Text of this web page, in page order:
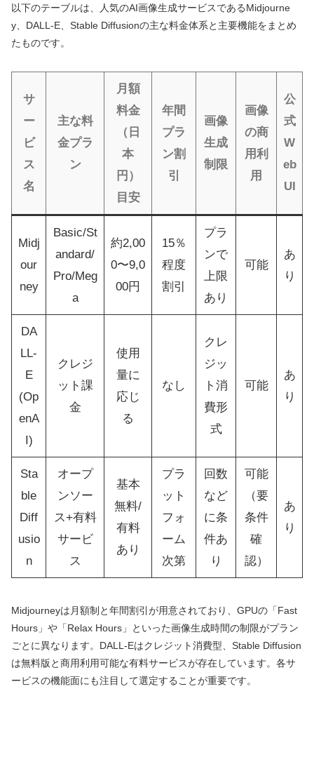
以下のテーブルは、人気のAI画像生成サービスであるMidjourne
y、DALL-E、Stable Diffusionの主な料金体系と主要機能をまとめ
たものです。
サ
ー
ビ
ス
名
主な料
金プラ
ン
月額
料金
（日
本
円）
目安
年間
プラ
ン割
引
画像
生成
制限
画像
の商
用利
用
公
式
W
eb
UI
Midj
our
ney
Basic/St
andard/
Pro/Meg
a
約2,00
0〜9,0
00円
15％
程度
割引
プラ
ンで
上限
あり
可能
あ
り
DA
LL-
E
(Op
enA
I)
クレジ
ット課
金
使用
量に
応じ
る
なし
クレ
ジッ
ト消
費形
式
可能
あ
り
Sta
ble
Diff
usio
n
オープ
ンソー
ス+有料
サービ
ス
基本
無料/
有料
あり
プラ
ット
フォ
ーム
次第
回数
など
に条
件あ
り
可能
（要
条件
確
認）
あ
り
Midjourneyは月額制と年間割引が用意されており、GPUの「Fast
Hours」や「Relax Hours」といった画像生成時間の制限がプラン
ごとに異なります。DALL-Eはクレジット消費型、Stable Diffusion
は無料版と商用利用可能な有料サービスが存在しています。各サ
ービスの機能面にも注目して選定することが重要です。